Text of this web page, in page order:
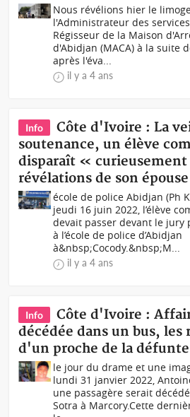
Nous révélions hier le
l'Administrateur des
Régisseur de la Maison
d'Abidjan (MACA) à la suite
après l'éva...
il y a 4 ans
Info
Côte d'Ivoire : La
soutenance, un élève
disparaît «
révélations de son épouse
école de police Abidjan (Ph
jeudi 16 juin 2022, l’élève
devait passer devant le jury
à l’école de police d’Abidjan
à&nbsp;Cocody.&nbsp;M...
il y a 4 ans
Info
Côte d'Ivoire :
décédée dans un bus, les
d'un proche de la défunte
le jour du drame et une
lundi 31 janvier 2022,
une passagère serait
Sotra à Marcory.Cette